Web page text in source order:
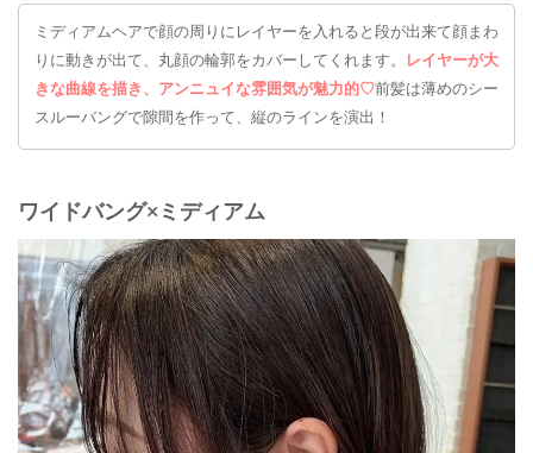
ミディアムヘアで顔の周りにレイヤーを入れると段が出来て顔まわ
りに動きが出て、丸顔の輪郭をカバーしてくれます。
レイヤーが大
きな曲線を描き、アンニュイな雰囲気が魅力的♡前髪は薄めのシー
スルーバングで隙間を作って、縦のラインを演出！
ワイドバング×ミディアム